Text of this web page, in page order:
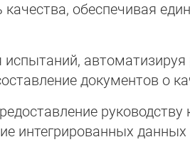
обеспечивая
автоматизируя
документов о
интегрированных